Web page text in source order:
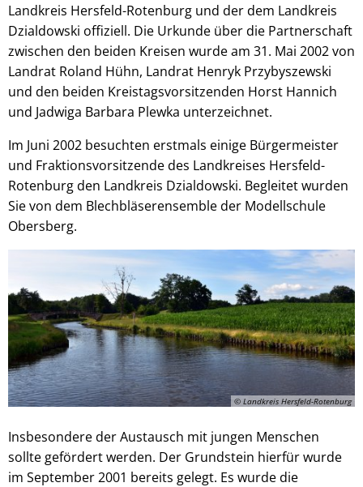
Landkreis Hersfeld-Rotenburg und der dem Landkreis
Dzialdowski offiziell. Die Urkunde über die Partnerschaft
zwischen den beiden Kreisen wurde am 31. Mai 2002 von
Landrat Roland Hühn, Landrat Henryk Przybyszewski
und den beiden Kreistagsvorsitzenden Horst Hannich
und Jadwiga Barbara Plewka unterzeichnet.
Im Juni 2002 besuchten erstmals einige Bürgermeister
und Fraktionsvorsitzende des Landkreises Hersfeld-
Rotenburg den Landkreis Dzialdowski. Begleitet wurden
Sie von dem Blechbläserensemble der Modellschule
Obersberg.
© Landkreis Hersfeld-Rotenburg
Insbesondere der Austausch mit jungen Menschen
sollte gefördert werden. Der Grundstein hierfür wurde
im September 2001 bereits gelegt. Es wurde die